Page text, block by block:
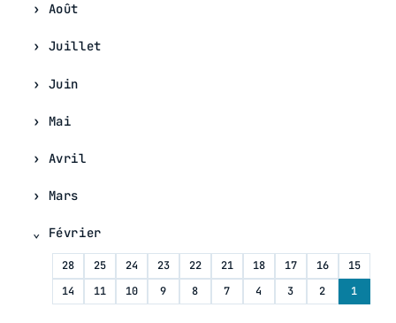
Août
Juillet
Juin
Mai
Avril
Mars
Février
28 25 24 23 22 21 18 17 16
15
14
11 10 9 8 7 4 3 2 1